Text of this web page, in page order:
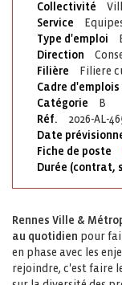
Collectivité
Service
Type d'emploi
Direction
Filière
Filiere
Cadre d'emplois
Catégorie
B
Réf.
2026-AL-
Date
Fiche de poste
Durée (contrat,
Rennes Ville &
au quotidien pour
en phase avec les
rejoindre, c'est faire